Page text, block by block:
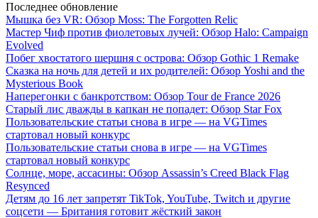
Последнее обновление
Мышка без VR: Обзор Moss: The Forgotten Relic
Мастер Чиф против фиолетовых лучей: Обзор Halo: Campaign
Evolved
Побег хвостатого шершня с острова: Обзор Gothic 1 Remake
Сказка на ночь для детей и их родителей: Обзор Yoshi and the
Mysterious Book
Наперегонки с банкротством: Обзор Tour de France 2026
Старый лис дважды в капкан не попадет: Обзор Star Fox
Пользовательские статьи снова в игре — на VGTimes
стартовал новый конкурс
Пользовательские статьи снова в игре — на VGTimes
стартовал новый конкурс
Солнце, море, ассасины: Обзор Assassin’s Creed Black Flag
Resynced
Детям до 16 лет запретят TikTok, YouTube, Twitch и другие
соцсети — Британия готовит жёсткий закон